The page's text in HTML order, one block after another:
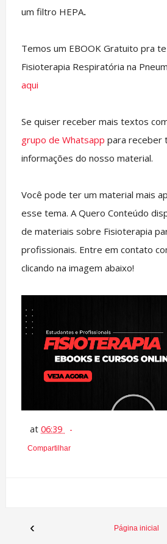
um filtro HEPA.
Temos um EBOOK Gratuito pra
Fisioterapia Respiratória na
aqui
Se quiser receber mais textos
grupo de Whatsapp para receber
informações do nosso material.
Você pode ter um material mais
esse tema. A Quero Conteúdo
de materiais sobre Fisioterapia
profissionais. Entre em contato
clicando na imagem abaixo!
at06:39
Compartilhar
‹ Página inicial